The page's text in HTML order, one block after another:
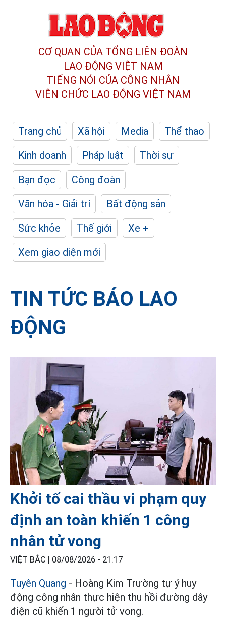
CƠ QUAN CỦA TỔNG LIÊN ĐOÀN
LAO ĐỘNG VIỆT NAM
TIẾNG NÓI CỦA CÔNG NHÂN
VIÊN CHỨC LAO ĐỘNG VIỆT NAM
Trang chủ Xã hội Media
Thể thao
Kinh doanh
Pháp luật
Thời sự
Bạn đọc
Công đoàn
Văn hóa - Giải trí
Bất động sản
Sức khỏe
Thế giới
Xe +
Xem giao diện mới
TIN TỨC BÁO LAO
ĐỘNG
Khởi tố cai thầu vi phạm quy
định an toàn khiến 1 công
nhân tử vong
VIỆT BẮC | 08/08/2026 - 21:17
Tuyên Quang - Hoàng Kim Trường tự ý huy
động công nhân thực hiện thu hồi đường dây
điện cũ khiến 1 người tử vong.